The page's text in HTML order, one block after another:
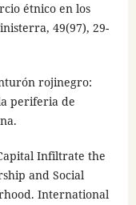
étnico en los
49(97), 29-
rojinegro:
periferia de
Infiltrate the
and Social
International